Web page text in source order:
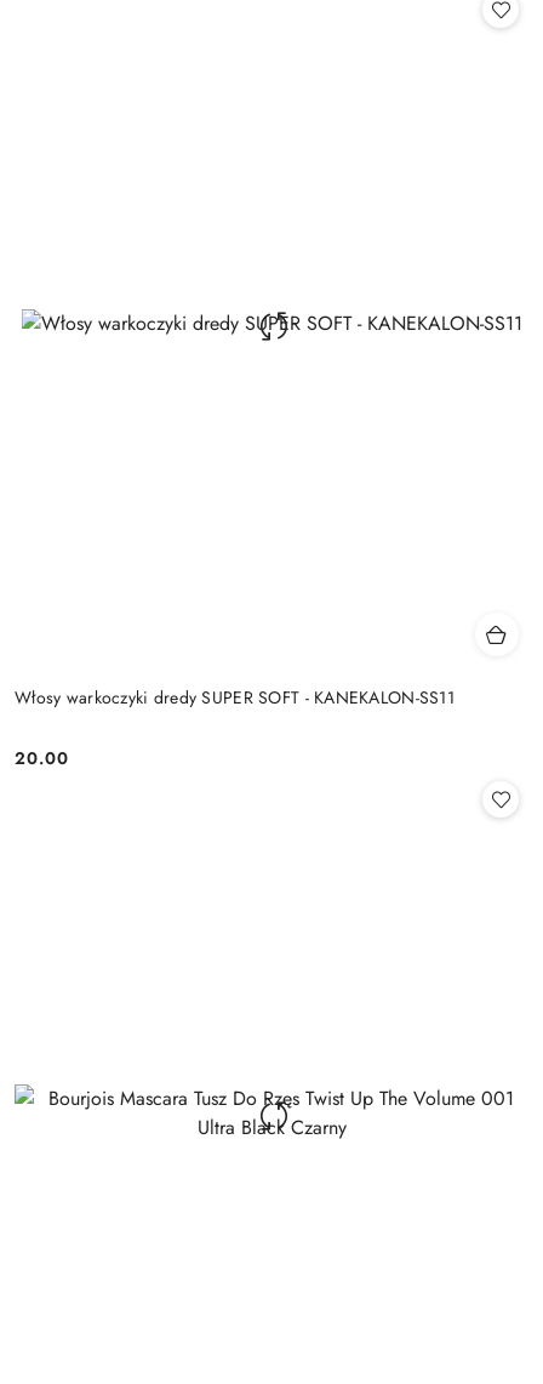
Włosy warkoczyki dredy SUPER SOFT - KANEKALON-SS11
Cena:
20.00